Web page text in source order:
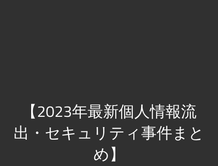
【2023年最新個人情報流
出・セキュリティ事件まと
め】